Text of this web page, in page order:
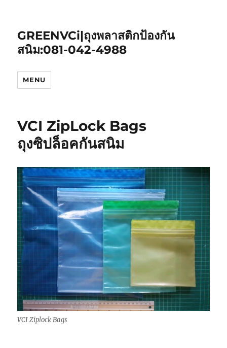
GREENVCi|ถุงพลาสติกป้องกัน
สนิม:081-042-4988
MENU
VCI ZipLock Bags
ถุงซิปล็อคกันสนิม
VCI Ziplock Bags